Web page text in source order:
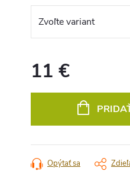
11 €
Opýtať sa